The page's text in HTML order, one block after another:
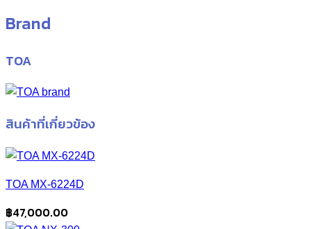
Brand
TOA
สินค้าที่เกี่ยวข้อง
TOA MX-6224D
฿47,000.00